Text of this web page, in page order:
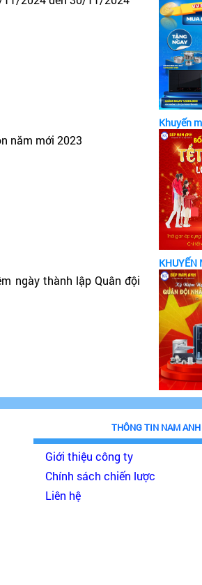
năm mới 2023
ngày thành lập Quân đội
Khuyến
KHUYẾN
THÔNG TIN NAM ANH
Giới thiệu công ty
Chính sách chiến lược
Liên hệ